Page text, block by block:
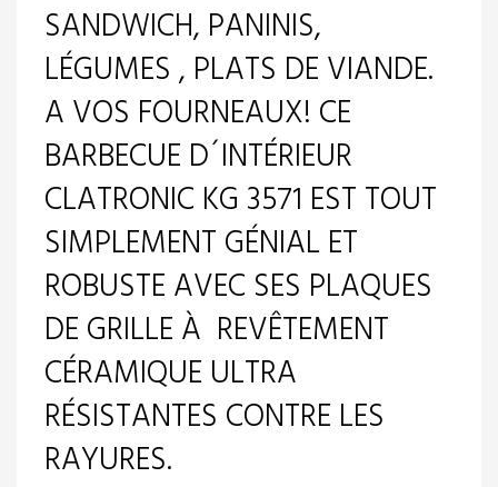
SANDWICH, PANINIS,
LÉGUMES , PLATS DE VIANDE.
A VOS FOURNEAUX! CE
BARBECUE D´INTÉRIEUR
CLATRONIC KG 3571 EST TOUT
SIMPLEMENT GÉNIAL ET
ROBUSTE AVEC SES PLAQUES
DE GRILLE À REVÊTEMENT
CÉRAMIQUE ULTRA
RÉSISTANTES CONTRE LES
RAYURES.